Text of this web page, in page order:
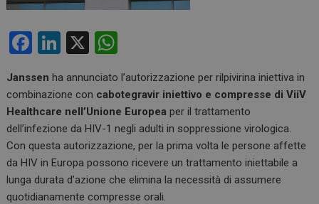
F
ce
b
o
o
k
Li
ke
dI
n
X
at
s
A
p
p
Janssen ha annunciato l’autorizzazione per rilpivirina iniettiva in
combinazione con cabotegravir iniettivo e compresse di ViiV
Healthcare nell’Unione Europea per il trattamento
dell’infezione da HIV-1 negli adulti in soppressione virologica.
Con questa autorizzazione, per la prima volta le persone affette
da HIV in Europa possono ricevere un trattamento iniettabile a
lunga durata d’azione che elimina la necessità di assumere
quotidianamente compresse orali.